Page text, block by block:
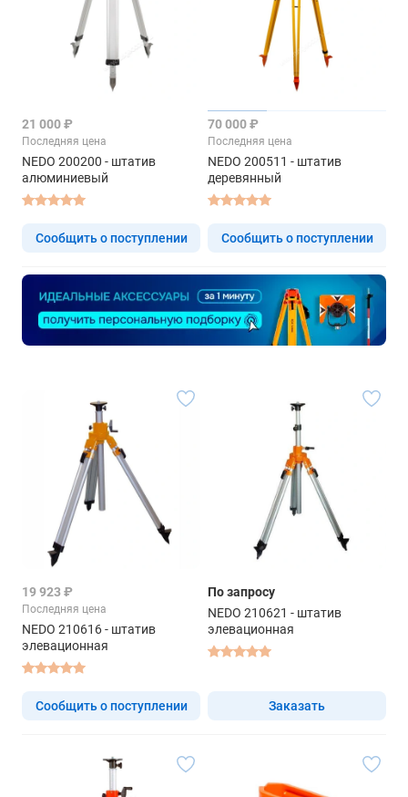
21 000 ₽
Последняя цена
NEDO 200200 - штатив
алюминиевый
Сообщить о поступлении
70 000 ₽
Последняя цена
NEDO 200511 - штатив
деревянный
Сообщить о поступлении
19 923 ₽
Последняя цена
NEDO 210616 - штатив
элевационная
Сообщить о поступлении
По запросу
NEDO 210621 - штатив
элевационная
Заказать